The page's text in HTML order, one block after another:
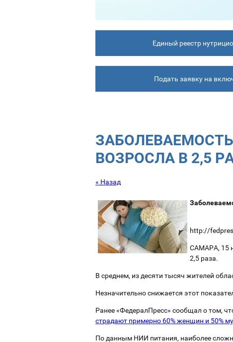
Единый реестр
Подать заявку на
ВОЗРОСЛА В 2,5
« Назад
http://
САМАРА, 15
2,5 раза.
В среднем, из десяти тысяч жителей
Незначительно снижается этот
Ранее «ФедералПресс» сообщал о том,
страдают примерно 60% женщин и 50%
По данным НИИ питания, наиболее